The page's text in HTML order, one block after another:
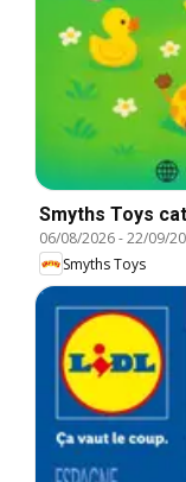
Smyths Toys
06/08/2026-22/09/
Smyths Toys